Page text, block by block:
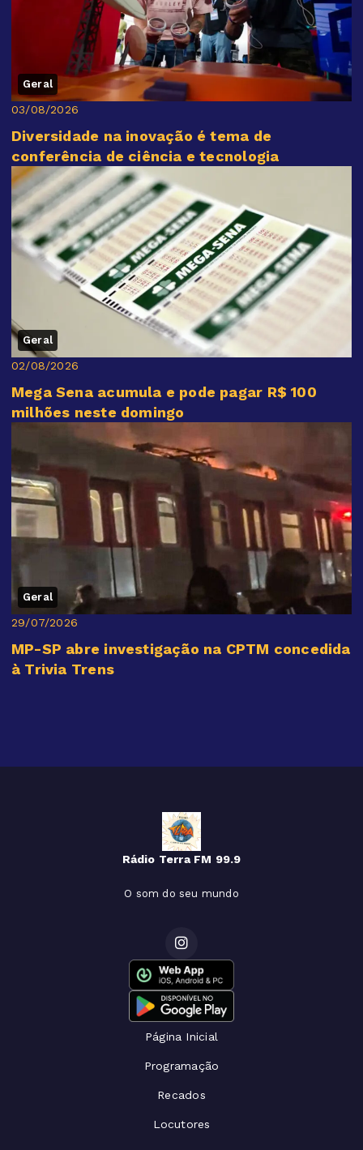
Geral
03/08/2026
Diversidade na inovação é tema de
conferência de ciência e tecnologia
Geral
02/08/2026
Mega Sena acumula e pode pagar R$ 100
milhões neste domingo
Geral
29/07/2026
MP-SP abre investigação na CPTM concedida
à Trivia Trens
Rádio Terra FM 99.9
O som do seu mundo
Página Inicial
Programação
Recados
Locutores